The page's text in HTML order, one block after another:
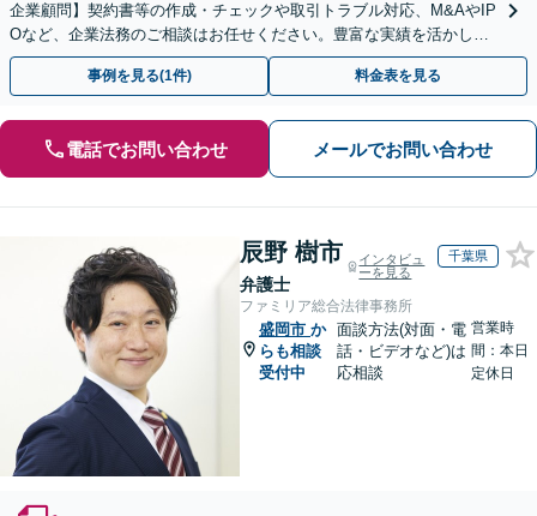
企業顧問】契約書等の作成・チェックや取引トラブル対応、M&AやIP
Oなど、企業法務のご相談はお任せください。豊富な実績を活かし的
確に対応を進めてまいります。
事例を見る(1件) 料金表を見る
電話でお問い合わせ メールでお問い合わせ
辰野 樹市
弁護士
インタビュ
ーを見る
千葉県
ファミリア総合法律事務所
盛岡市 か
らも相談
受付中
面談方法(対面・電
話・ビデオなど)は
応相談
営業時
間：本日
定休日